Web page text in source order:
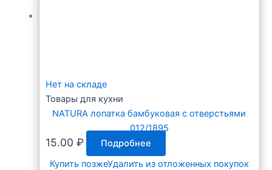
Нет на складе
Товары для кухни
NATURA лопатка бамбуковая с отверстьями
012/1895
15.00 ₽
Подробнее
Купить позжеУдалить из отложенных покупок